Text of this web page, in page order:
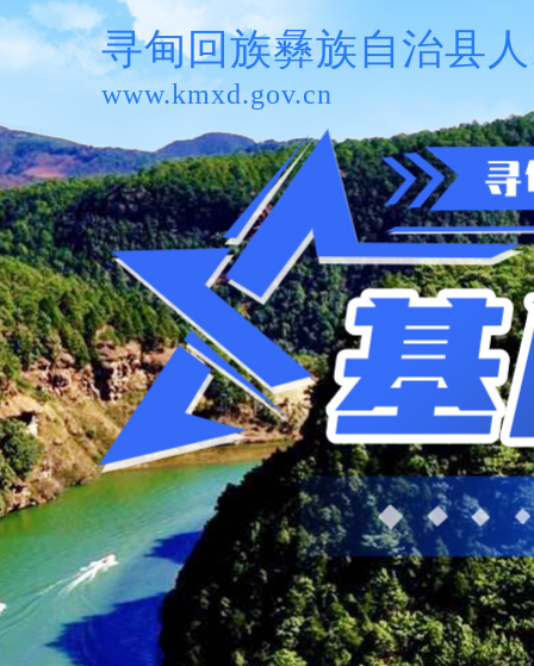
寻甸回族彝族自治县
www.kmxd.gov.cn